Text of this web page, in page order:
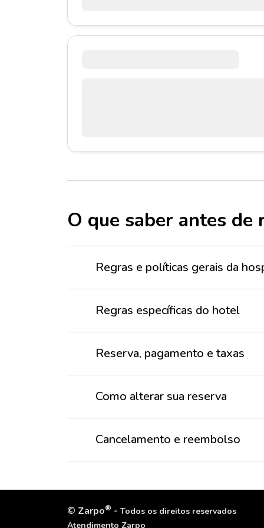
O que saber antes de
Regras e políticas gerais da
Regras específicas do hotel
Reserva, pagamento e taxas
Como alterar sua reserva
Cancelamento e reembolso
© Zarpo® - Todos os direitos reservados
Atendimento Zarpo